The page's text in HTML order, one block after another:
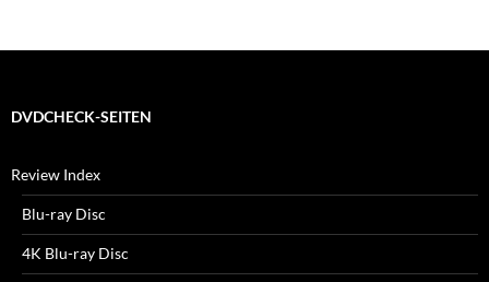
DVDCHECK-SEITEN
Review Index
Blu-ray Disc
4K Blu-ray Disc